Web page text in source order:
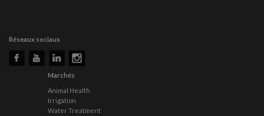
Réseaux sociaux
Marchés
Animal Health
Irrigation
Water Treatment